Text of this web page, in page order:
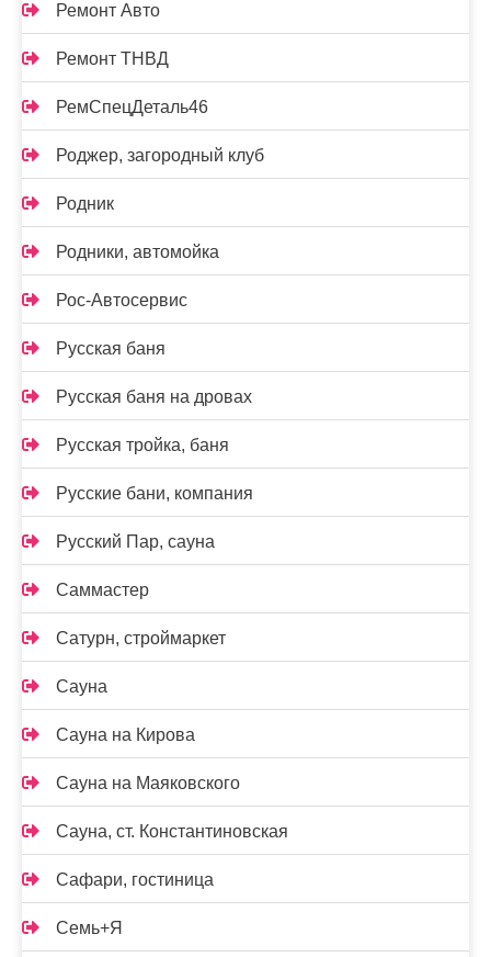
Ремонт Авто
Ремонт ТНВД
РемСпецДеталь46
Роджер, загородный клуб
Родник
Родники, автомойка
Рос-Автосервис
Русская баня
Русская баня на дровах
Русская тройка, баня
Русские бани, компания
Русский Пар, сауна
Саммастер
Сатурн, строймаркет
Сауна
Сауна на Кирова
Сауна на Маяковского
Сауна, ст. Константиновская
Сафари, гостиница
Семь+Я